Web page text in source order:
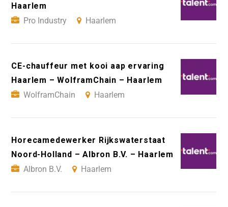
Haarlem
Pro Industry
Haarlem
CE-chauffeur met kooi aap ervaring
Haarlem – WolframChain – Haarlem
WolframChain
Haarlem
Horecamedewerker Rijkswaterstaat
Noord-Holland – Albron B.V. – Haarlem
Albron B.V.
Haarlem